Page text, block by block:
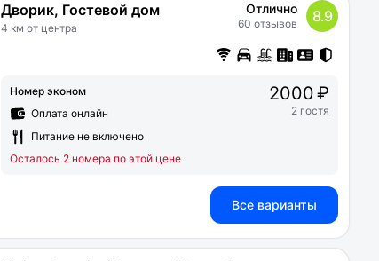
Дворик, Гостевой дом
4 км от центра
Отлично
60 отзывов 8.9
Номер эконом
Оплата онлайн
Питание не включено
Осталось 2 номера по этой цене
2000 ₽
2 гостя
Все варианты